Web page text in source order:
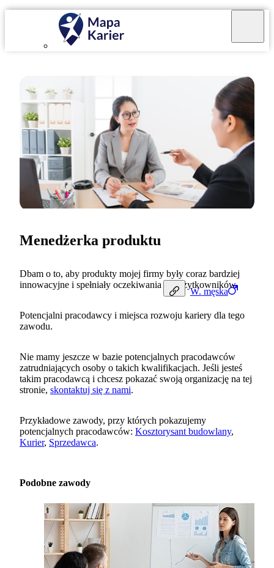
W. męska
Menedżerka produktu
Dbam o to, aby produkty mojej firmy były coraz bardziej
innowacyjne i spełniały oczekiwania ich użytkowników.
Potencjalni pracodawcy i miejsca rozwoju kariery dla tego
zawodu.
Nie mamy jeszcze w bazie potencjalnych pracodawców
zatrudniających osoby o takich kwalifikacjach. Jeśli jesteś
takim pracodawcą i chcesz pokazać swoją organizację na tej
stronie, skontaktuj się z nami.
Przykładowe zawody, przy których pokazujemy
potencjalnych pracodawców: Kosztorysant budowlany,
Kurier, Sprzedawca.
Podobne zawody